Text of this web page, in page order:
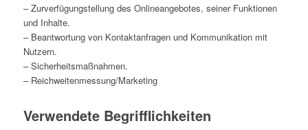
– Zurverfügungstellung des Onlineangebotes, seiner Funktionen
und Inhalte.
– Beantwortung von Kontaktanfragen und Kommunikation mit
Nutzern.
– Sicherheitsmaßnahmen.
– Reichweitenmessung/Marketing
Verwendete Begrifflichkeiten